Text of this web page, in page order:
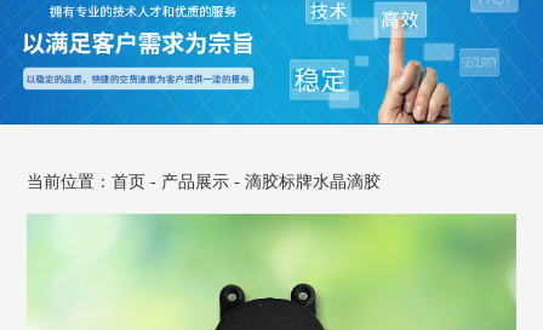
当前位置：首页 - 产品展示 -滴胶标牌水晶滴胶